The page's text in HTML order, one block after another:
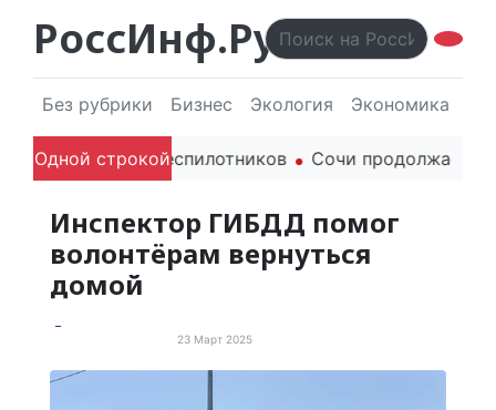
РоссИнф.Ру
Без рубрики Бизнес Экология Экономика
Одной строкой
беспилотников Сочи продолжает держать
Инспектор ГИБДД помог
волонтёрам вернуться
домой
23 Март 2025